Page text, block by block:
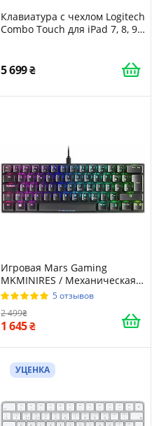
Клавиатура с чехлом Logitech
Combo Touch для iPad 7, 8, 9
Серая
5 699
Игровая Mars Gaming
MKMINIRES / Механическая /
Outemu Red Switch / RGB
5 отзывов
2 499
1 645
УЦЕНКА